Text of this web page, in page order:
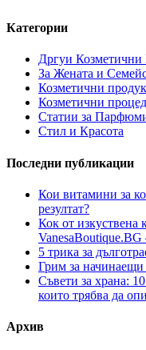
Категории
Дргуи
За Жената и
Козметични
Козметични
Статии за
Стил и Красота
Последни публикации
Кои витамини за
резултат?
Кок от изкуствена
VanesaBoutique.BG
5 трика за
Грим за начинаещи
Съвети за храна:
които трябва да
Архив